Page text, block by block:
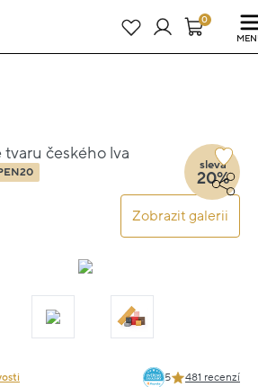
24 dní : 11h : 01m : 58s0
tvaru českého lva
Zobrazit galerii
sleva
20%
5 481 recenzí